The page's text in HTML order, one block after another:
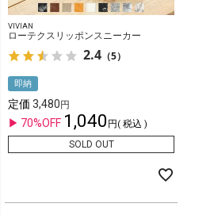
VIVIAN
ローテクスリッポンスニーカー
2.4 （5）
即納
定価 3,480
70%OFF 1,040
税込
SOLD OUT